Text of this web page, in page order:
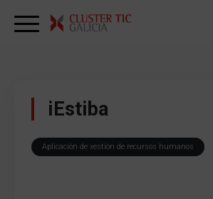
iEstiba
Aplicación de xestión de recursos humanos